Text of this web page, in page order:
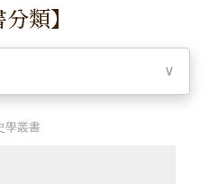
分類】
∨
學叢書